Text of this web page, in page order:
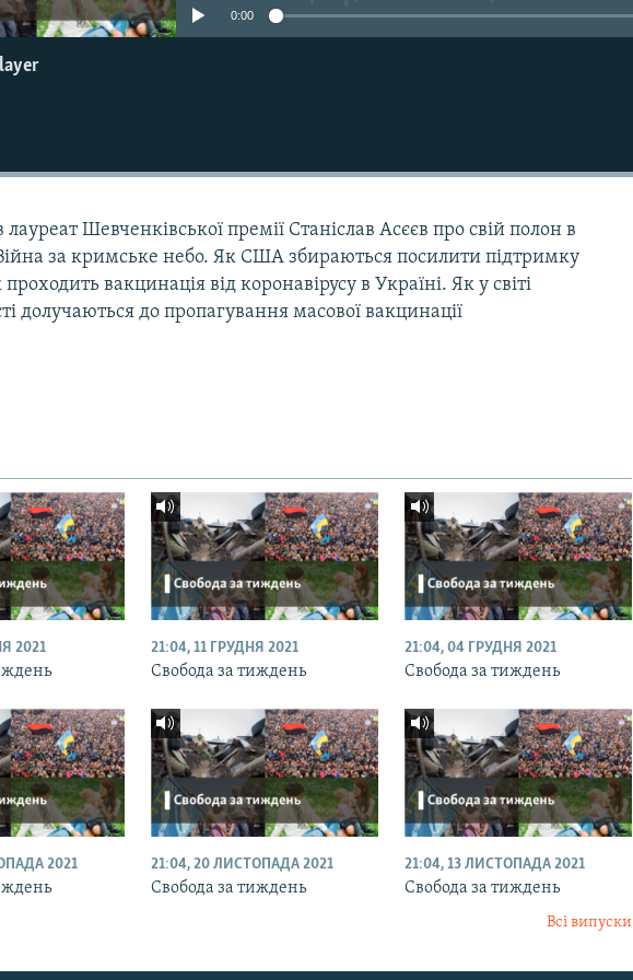
0:00
Шевченківської премії Станіслав Асєєв про свій полон в
Війна за кримське небо. Як США збираються посилити підтримку
вакцинація від коронавірусу в Україні. Як у світі
долучаються до пропагування масової вакцинації
2021 21:04, 11 ГРУДНЯ 2021
Свобода за тиждень
21:04, 04 ГРУДНЯ 2021
Свобода за тиждень
2021 21:04, 20 ЛИСТОПАДА 2021
Свобода за тиждень
21:04, 13 ЛИСТОПАДА 2021
Свобода за тиждень
Всі випуски